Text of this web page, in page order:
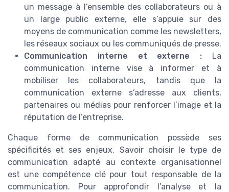
un message à l’ensemble des collaborateurs ou à
un large public externe, elle s’appuie sur des
moyens de communication comme les newsletters,
les réseaux sociaux ou les communiqués de presse.
Communication interne et externe : La
communication interne vise à informer et à
mobiliser les collaborateurs, tandis que la
communication externe s’adresse aux clients,
partenaires ou médias pour renforcer l’image et la
réputation de l’entreprise.
Chaque forme de communication possède ses
spécificités et ses enjeux. Savoir choisir le type de
communication adapté au contexte organisationnel
est une compétence clé pour tout responsable de la
communication. Pour approfondir l’analyse et la